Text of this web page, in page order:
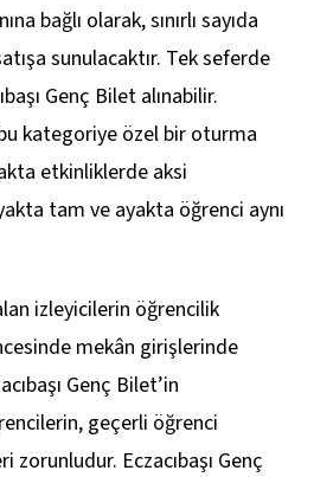
bağlı olarak, sınırlı sayıda
sunulacaktır. Tek seferde
Genç Bilet alınabilir.
kategoriye özel bir oturma
etkinliklerde aksi
tam ve ayakta öğrenci aynı
izleyicilerin öğrencilik
mekân girişlerinde
Genç Bilet’in
geçerli öğrenci
Eczacıbaşı Genç